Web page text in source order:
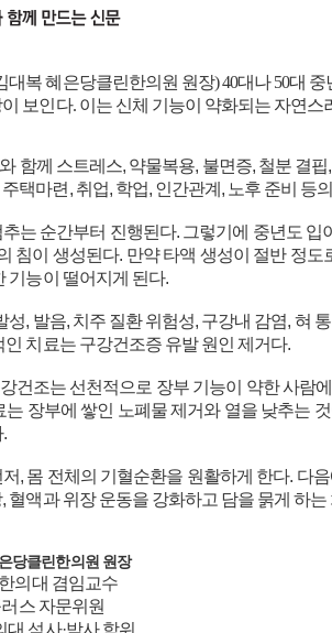
대복 혜은당클린한의원 원장) 40대나 50대
보인다. 이는 신체 기능이 약화되는 자연스
함께 스트레스, 약물복용, 불면증, 철분 결
택마련, 취업, 학업, 인간관계, 노후 준비 등
는 순간부터 진행된다. 그렇기에 중년도
침이 생성된다. 만약 타액 생성이 절반 정
기능이 떨어지게 된다.
성, 발음, 치주 질환 위험성, 구강내 감염, 혀
인 치료는 구강건조증 유발 원인 제거다.
건조는 선천적으로 장부 기능이 약한 사람
는 장부에 쌓인 노폐물 제거와 열을 낮추는
, 몸 전체의 기혈순환을 원활하게 한다. 다
혈액과 위장 운동을 강화하고 담을 묽게 하
당클린한의원 원장
의대 겸임교수
스 자문위원
대 석사·박사 학위